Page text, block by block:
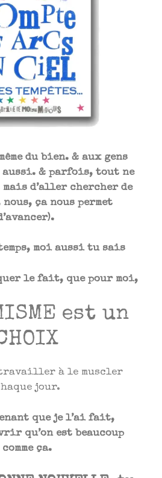
du bien. & aux gens
aussi. & parfois, tout ne
d’aller chercher de
ça nous permet
moi aussi tu sais
le fait, que pour moi,
est un
à le muscler
jour.
que je l’ai fait,
qu’on est beaucoup
comme ça.